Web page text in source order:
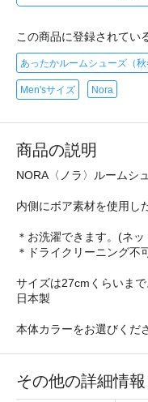
この商品に登録されてい
あったかルームシューズ（秋
Men'sサイズ Nora
商品の説明
NORA〈ノラ〉ルームシ
内側にボア素材を使用し
＊お洗濯できます。(
＊ドライクリーニング不
サイズは27cmくらいまで
日本製
本体カラーをお選びくだ
その他の詳細情報